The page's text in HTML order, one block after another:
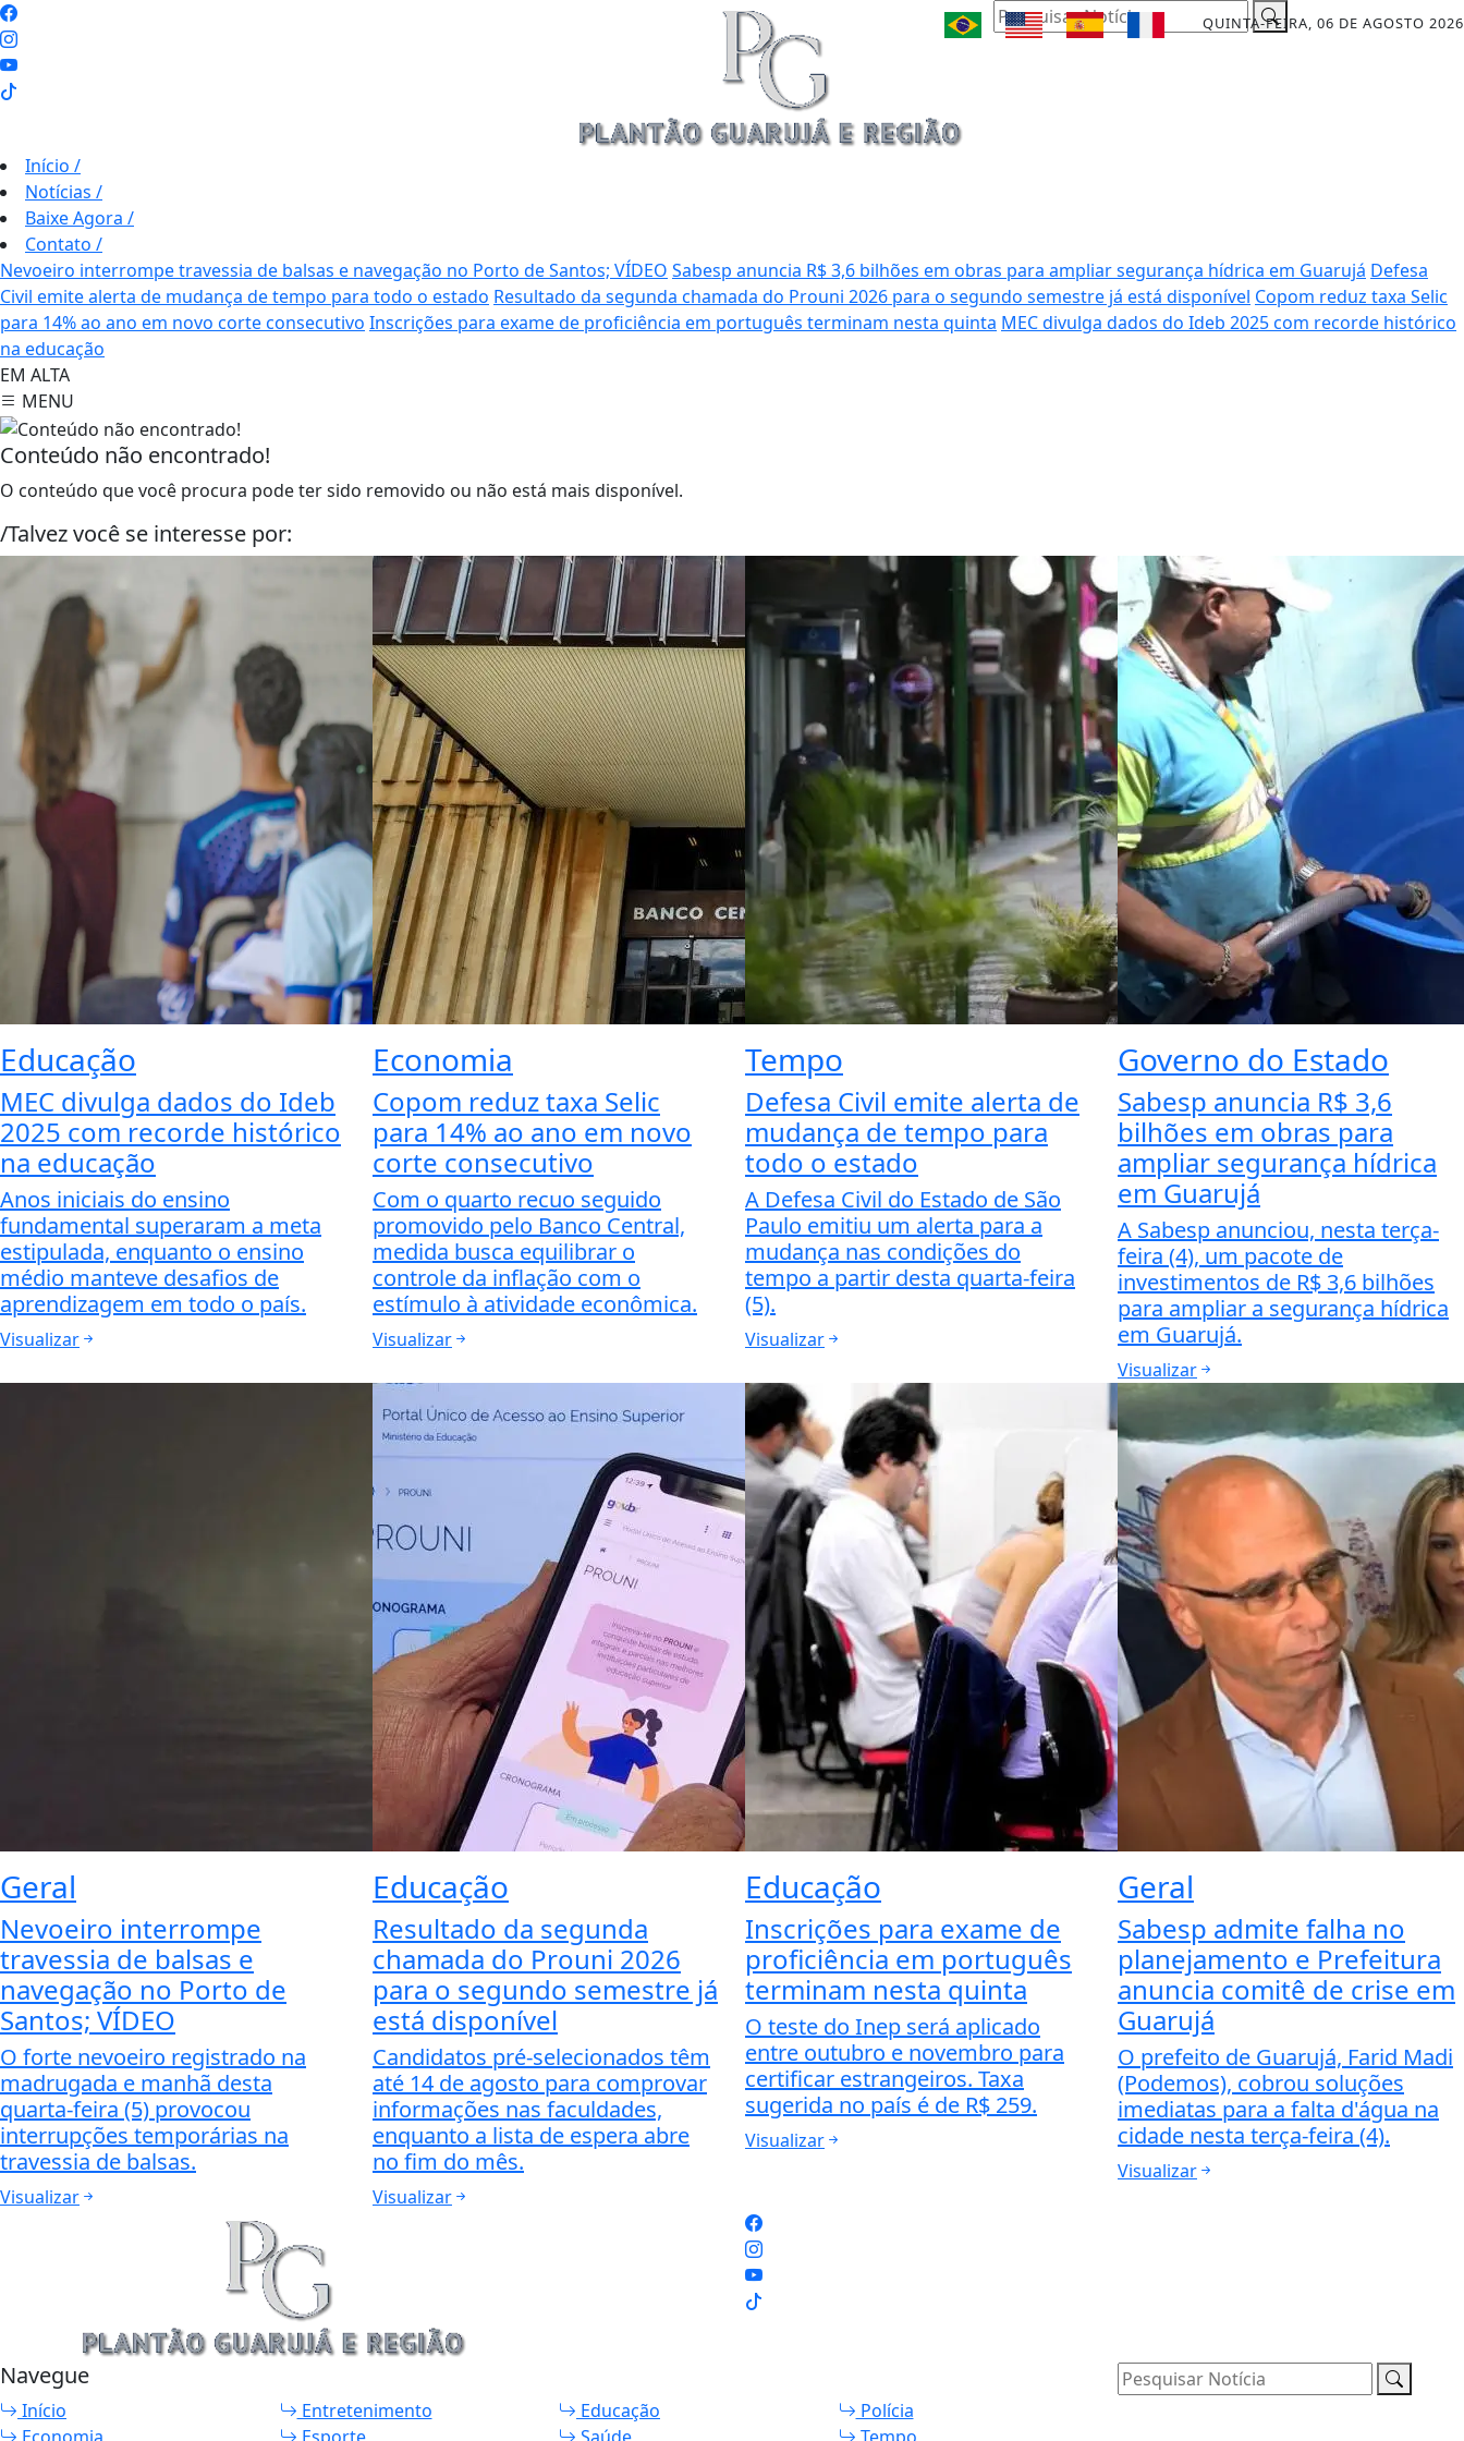
QUINTA-FEIRA, 06 DE AGOSTO 2026
Pesquisar Notícia
Início /
Notícias /
Baixe Agora /
Contato /
Nevoeiro interrompe travessia de balsas e navegação no Porto de Santos; VÍDEO Sabesp anuncia R$ 3,6 bilhões em obras para ampliar segurança hídrica em Guarujá Defesa
Civil emite alerta de mudança de tempo para todo o estado Resultado da segunda chamada do Prouni 2026 para o segundo semestre já está disponível Copom reduz taxa Selic
para 14% ao ano em novo corte consecutivo Inscrições para exame de proficiência em português terminam nesta quinta MEC divulga dados do Ideb 2025 com recorde histórico
na educação
EM ALTA
MENU
Conteúdo não encontrado!
O conteúdo que você procura pode ter sido removido ou não está mais disponível.
/Talvez você se interesse por:
Educação
MEC divulga dados do Ideb
2025 com recorde histórico
na educação
Anos iniciais do ensino
fundamental superaram a meta
estipulada, enquanto o ensino
médio manteve desafios de
aprendizagem em todo o país.
Visualizar
Economia
Copom reduz taxa Selic
para 14% ao ano em novo
corte consecutivo
Com o quarto recuo seguido
promovido pelo Banco Central,
medida busca equilibrar o
controle da inflação com o
estímulo à atividade econômica.
Visualizar
Tempo
Defesa Civil emite alerta de
mudança de tempo para
todo o estado
A Defesa Civil do Estado de São
Paulo emitiu um alerta para a
mudança nas condições do
tempo a partir desta quarta-feira
(5).
Visualizar
Governo do Estado
Sabesp anuncia R$ 3,6
bilhões em obras para
ampliar segurança hídrica
em Guarujá
A Sabesp anunciou, nesta terça-
feira (4), um pacote de
investimentos de R$ 3,6 bilhões
para ampliar a segurança hídrica
em Guarujá.
Visualizar
Geral
Nevoeiro interrompe
travessia de balsas e
navegação no Porto de
Santos; VÍDEO
O forte nevoeiro registrado na
madrugada e manhã desta
quarta-feira (5) provocou
interrupções temporárias na
travessia de balsas.
Visualizar
Educação
Resultado da segunda
chamada do Prouni 2026
para o segundo semestre já
está disponível
Candidatos pré-selecionados têm
até 14 de agosto para comprovar
informações nas faculdades,
enquanto a lista de espera abre
no fim do mês.
Visualizar
Educação
Inscrições para exame de
proficiência em português
terminam nesta quinta
O teste do Inep será aplicado
entre outubro e novembro para
certificar estrangeiros. Taxa
sugerida no país é de R$ 259.
Visualizar
Geral
Sabesp admite falha no
planejamento e Prefeitura
anuncia comitê de crise em
Guarujá
O prefeito de Guarujá, Farid Madi
(Podemos), cobrou soluções
imediatas para a falta d'água na
cidade nesta terça-feira (4).
Visualizar
Navegue
Início Entretenimento Educação
Polícia
Pesquisar Notícia